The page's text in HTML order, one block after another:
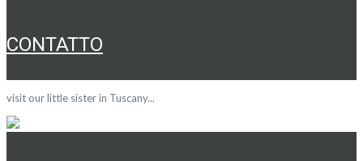
CONTATTO
visit our little sister in Tuscany...